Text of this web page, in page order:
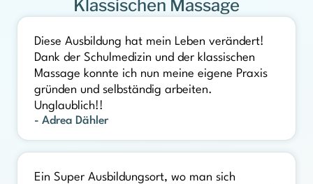
Klassischen Massage
Diese Ausbildung hat mein Leben verändert!
Dank der Schulmedizin und der klassischen
Massage konnte ich nun meine eigene Praxis
gründen und selbständig arbeiten.
Unglaublich!!
- Adrea Dähler
Ein Super Ausbildungsort, wo man sich